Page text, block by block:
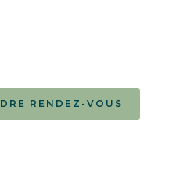
RENDEZ-VOUS